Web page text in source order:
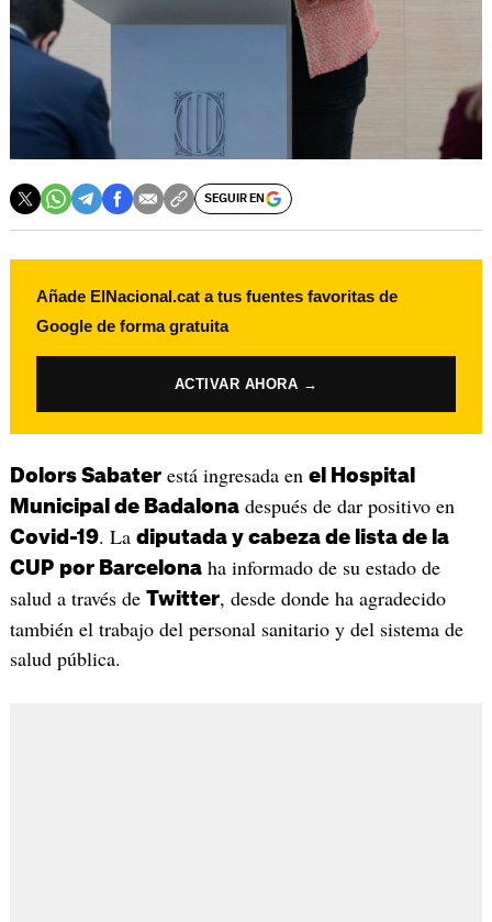
SEGUIR EN
Añade ElNacional.cat a tus fuentes favoritas de
Google de forma gratuita
ACTIVAR AHORA →
Dolors Sabaterestá ingresada en el Hospital
Municipal de Badalonadespués de dar positivo en
Covid-19. La diputada y cabeza de lista de la
CUP por Barcelonaha informado de su estado de
salud a través de Twitter, desde donde ha agradecido
también el trabajo del personal sanitario y del sistema de
salud pública.